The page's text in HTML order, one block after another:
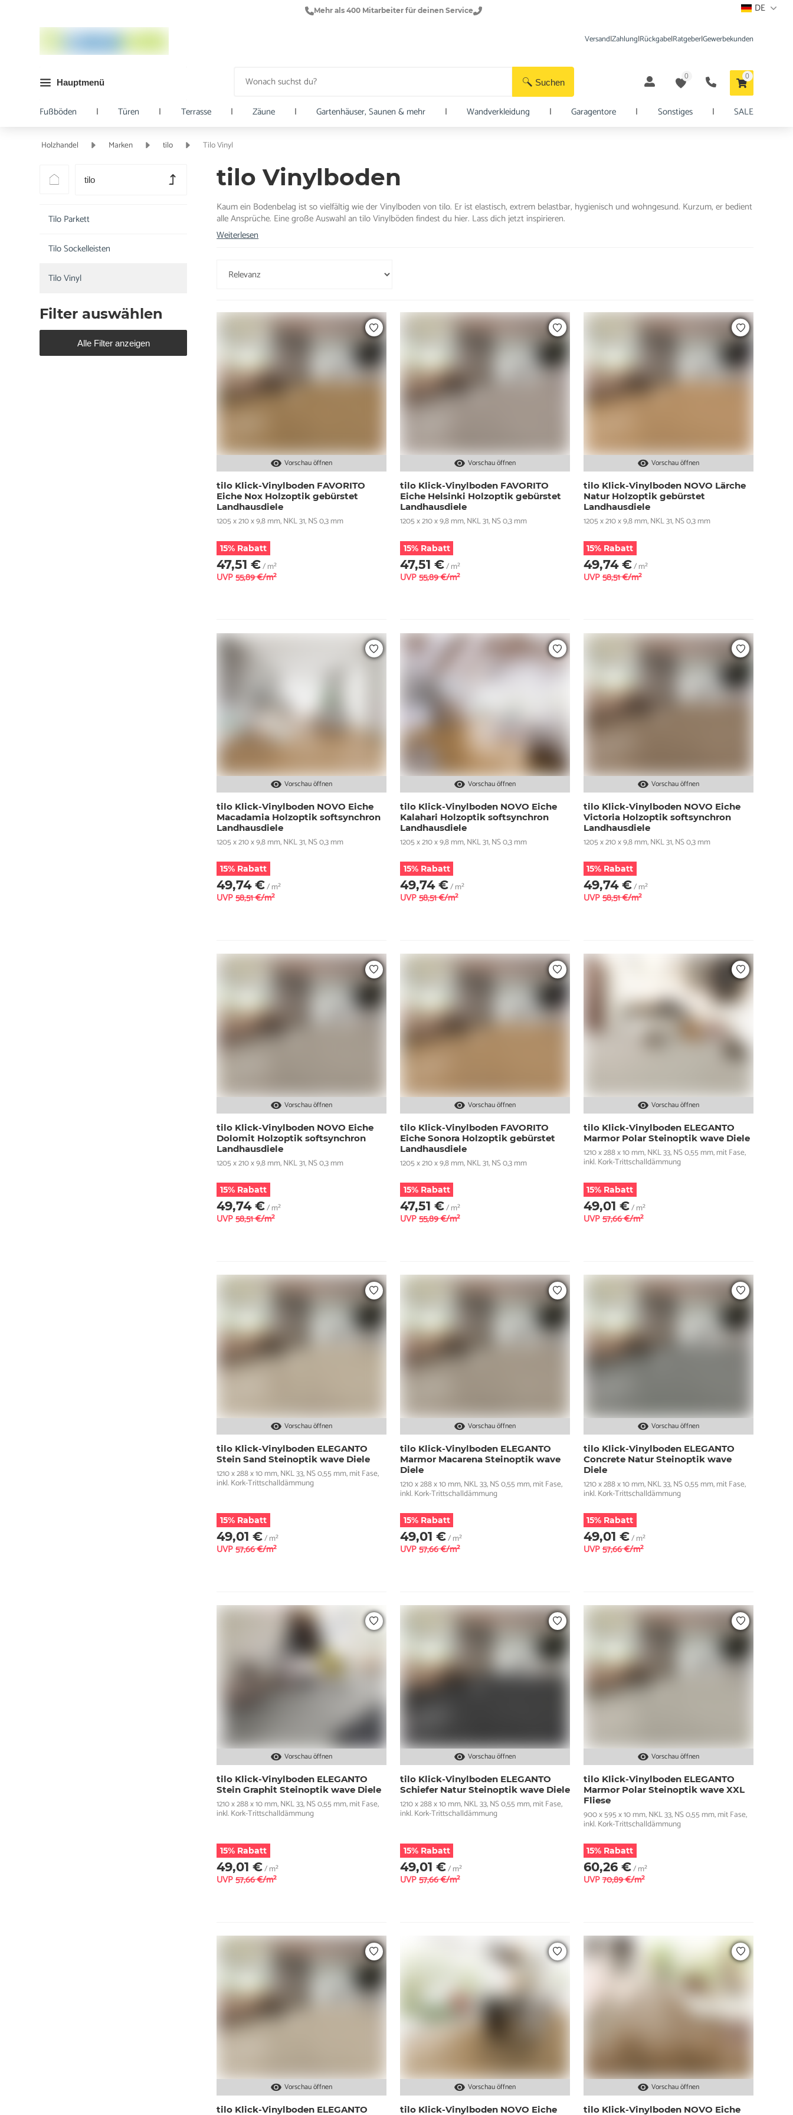
Mehr als 400 Mitarbeiter für deinen Service DE
Suchen
Versand|Zahlung|Rückgabe|Ratgeber|Gewerbekunden
Hauptmenü
0 0
Fußböden | Türen | Terrasse | Zäune | Gartenhäuser, Saunen & mehr | Wandverkleidung | Garagentore | Sonstiges | SALE
Holzhandel Marken tilo Tilo Vinyl
tilo
Tilo Parkett
Tilo Sockelleisten
Tilo Vinyl
Filter auswählen
Alle Filter anzeigen
tilo Vinylboden
Kaum ein Bodenbelag ist so vielfältig wie der Vinylboden von tilo. Er ist elastisch, extrem belastbar, hygienisch und wohngesund. Kurzum, er bedient
alle Ansprüche. Eine große Auswahl an tilo Vinylböden findest du hier. Lass dich jetzt inspirieren.
Weiterlesen
Vorschau öffnen
tilo Klick-Vinylboden FAVORITO
Eiche Nox Holzoptik gebürstet
Landhausdiele
1205 x 210 x 9,8 mm, NKL 31, NS 0,3 mm
15% Rabatt
47,51 €/ m²
UVP 55,89 €/m²
Vorschau öffnen
tilo Klick-Vinylboden FAVORITO
Eiche Helsinki Holzoptik gebürstet
Landhausdiele
1205 x 210 x 9,8 mm, NKL 31, NS 0,3 mm
15% Rabatt
47,51 €/ m²
UVP 55,89 €/m²
Vorschau öffnen
tilo Klick-Vinylboden NOVO Lärche
Natur Holzoptik gebürstet
Landhausdiele
1205 x 210 x 9,8 mm, NKL 31, NS 0,3 mm
15% Rabatt
49,74 €/ m²
UVP 58,51 €/m²
Vorschau öffnen
tilo Klick-Vinylboden NOVO Eiche
Macadamia Holzoptik softsynchron
Landhausdiele
1205 x 210 x 9,8 mm, NKL 31, NS 0,3 mm
15% Rabatt
49,74 €/ m²
UVP 58,51 €/m²
Vorschau öffnen
tilo Klick-Vinylboden NOVO Eiche
Kalahari Holzoptik softsynchron
Landhausdiele
1205 x 210 x 9,8 mm, NKL 31, NS 0,3 mm
15% Rabatt
49,74 €/ m²
UVP 58,51 €/m²
Vorschau öffnen
tilo Klick-Vinylboden NOVO Eiche
Victoria Holzoptik softsynchron
Landhausdiele
1205 x 210 x 9,8 mm, NKL 31, NS 0,3 mm
15% Rabatt
49,74 €/ m²
UVP 58,51 €/m²
Vorschau öffnen
tilo Klick-Vinylboden NOVO Eiche
Dolomit Holzoptik softsynchron
Landhausdiele
1205 x 210 x 9,8 mm, NKL 31, NS 0,3 mm
15% Rabatt
49,74 €/ m²
UVP 58,51 €/m²
Vorschau öffnen
tilo Klick-Vinylboden FAVORITO
Eiche Sonora Holzoptik gebürstet
Landhausdiele
1205 x 210 x 9,8 mm, NKL 31, NS 0,3 mm
15% Rabatt
47,51 €/ m²
UVP 55,89 €/m²
Vorschau öffnen
tilo Klick-Vinylboden ELEGANTO
Marmor Polar Steinoptik wave Diele
1210 x 288 x 10 mm, NKL 33, NS 0,55 mm, mit Fase,
inkl. Kork-Trittschalldämmung
15% Rabatt
49,01 €/ m²
UVP 57,66 €/m²
Vorschau öffnen
tilo Klick-Vinylboden ELEGANTO
Stein Sand Steinoptik wave Diele
1210 x 288 x 10 mm, NKL 33, NS 0,55 mm, mit Fase,
inkl. Kork-Trittschalldämmung
15% Rabatt
49,01 €/ m²
UVP 57,66 €/m²
Vorschau öffnen
tilo Klick-Vinylboden ELEGANTO
Marmor Macarena Steinoptik wave
Diele
1210 x 288 x 10 mm, NKL 33, NS 0,55 mm, mit Fase,
inkl. Kork-Trittschalldämmung
15% Rabatt
49,01 €/ m²
UVP 57,66 €/m²
Vorschau öffnen
tilo Klick-Vinylboden ELEGANTO
Concrete Natur Steinoptik wave
Diele
1210 x 288 x 10 mm, NKL 33, NS 0,55 mm, mit Fase,
inkl. Kork-Trittschalldämmung
15% Rabatt
49,01 €/ m²
UVP 57,66 €/m²
Vorschau öffnen
tilo Klick-Vinylboden ELEGANTO
Stein Graphit Steinoptik wave Diele
1210 x 288 x 10 mm, NKL 33, NS 0,55 mm, mit Fase,
inkl. Kork-Trittschalldämmung
15% Rabatt
49,01 €/ m²
UVP 57,66 €/m²
Vorschau öffnen
tilo Klick-Vinylboden ELEGANTO
Schiefer Natur Steinoptik wave Diele
1210 x 288 x 10 mm, NKL 33, NS 0,55 mm, mit Fase,
inkl. Kork-Trittschalldämmung
15% Rabatt
49,01 €/ m²
UVP 57,66 €/m²
Vorschau öffnen
tilo Klick-Vinylboden ELEGANTO
Marmor Polar Steinoptik wave XXL
Fliese
900 x 595 x 10 mm, NKL 33, NS 0,55 mm, mit Fase,
inkl. Kork-Trittschalldämmung
15% Rabatt
60,26 €/ m²
UVP 70,89 €/m²
Vorschau öffnen
tilo Klick-Vinylboden ELEGANTO
Vorschau öffnen
tilo Klick-Vinylboden NOVO Eiche
Vorschau öffnen
tilo Klick-Vinylboden NOVO Eiche